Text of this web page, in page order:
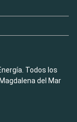
Todos los
del Mar